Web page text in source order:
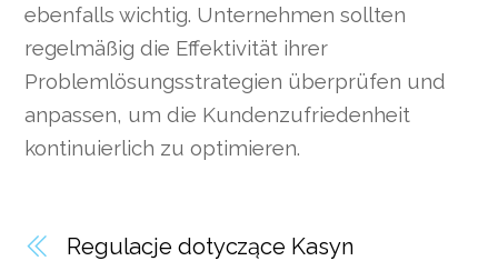
ebenfalls wichtig. Unternehmen sollten
regelmäßig die Effektivität ihrer
Problemlösungsstrategien überprüfen und
anpassen, um die Kundenzufriedenheit
kontinuierlich zu optimieren.
Regulacje dotyczące Kasyn